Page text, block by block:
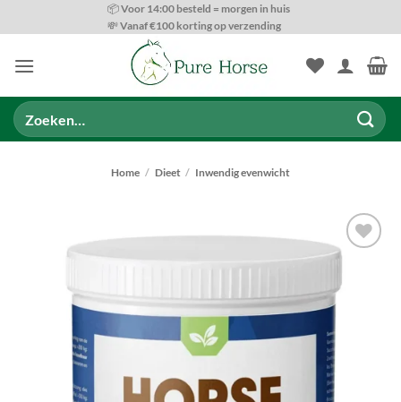
naar
📦 Voor 14:00 besteld = morgen in huis
💸 Vanaf €100 korting op verzending
Zoeken
naar:
Home / Dieet / Inwendig evenwicht
aan
wenslijst